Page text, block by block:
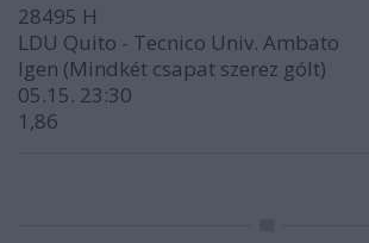
28495 H
LDU Quito - Tecnico Univ. Ambato
Igen (Mindkét csapat szerez gólt)
05.15. 23:30
1,86